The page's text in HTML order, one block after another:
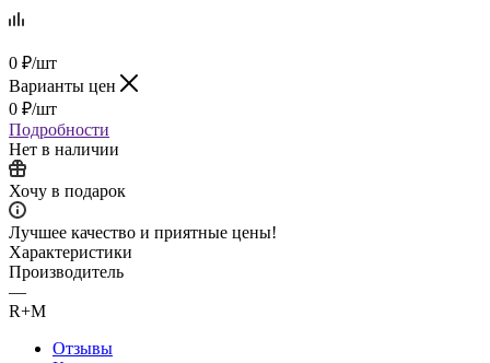
0 ₽/шт
Варианты цен
0 ₽/шт
Подробности
Нет в наличии
Хочу в подарок
Лучшее качество и приятные цены!
Характеристики
Производитель
—
R+M
Отзывы